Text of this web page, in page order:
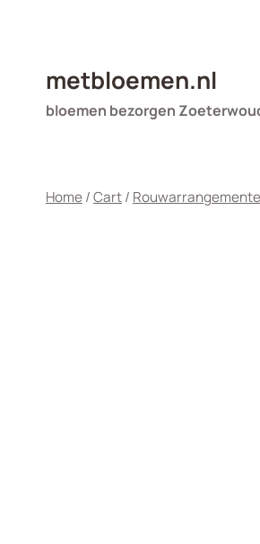
metbloemen.nl
bloemen bezorgen
Home/Cart/